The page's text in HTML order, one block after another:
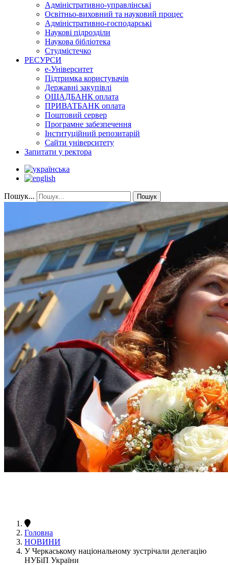
Адміністративно-управлінські
Освітньо-виховний та науковий процес
Адміністративно-господарські
Наукові підрозділи
Наукова бібліотека
Студмістечко
РЕСУРСИ
е-Університет
Підтримка користувачів
Державні закупівлі
ОЩАДБАНК оплата
ПРИВАТБАНК оплата
Поштовий сервер
Програмне забезпечення
Інституційний репозитарій
Сайти університету
Запитати у ректора
Пошук... Пошук
Головна
НОВИНИ
У Черкаському національному зустрічали делегацію
НУБіП України